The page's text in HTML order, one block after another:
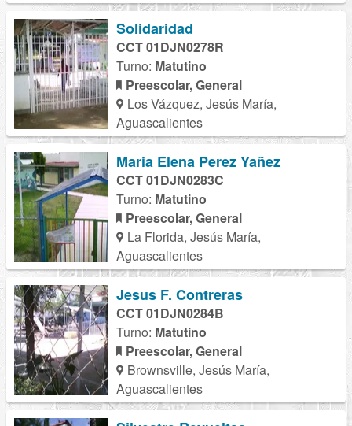
Solidaridad
CCT 01DJN0278R
Turno: Matutino
Preescolar, General
Los Vázquez, Jesús María,
Aguascalientes
Maria Elena Perez Yañez
CCT 01DJN0283C
Turno: Matutino
Preescolar, General
La Florida, Jesús María,
Aguascalientes
Jesus F. Contreras
CCT 01DJN0284B
Turno: Matutino
Preescolar, General
Brownsville, Jesús María,
Aguascalientes